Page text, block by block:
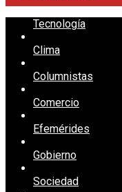
Tecnología
Clima
Columnistas
Comercio
Efemérides
Gobierno
Sociedad